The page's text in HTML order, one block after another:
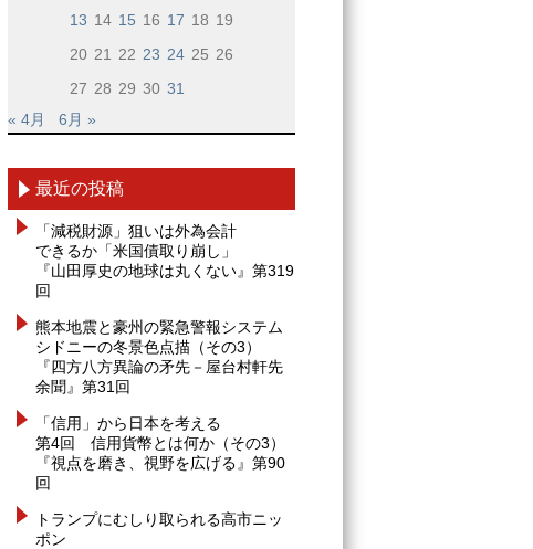
13 14 15 16 17 18 19
20 21 22 23 24 25 26
27 28 29 30 31
« 4月
6月 »
最近の投稿
「減税財源」狙いは外為会計
できるか「米国債取り崩し」
『山田厚史の地球は丸くない』第319
回
熊本地震と豪州の緊急警報システム
シドニーの冬景色点描（その3）
『四方八方異論の矛先－屋台村軒先
余聞』第31回
「信用」から日本を考える
第4回 信用貨幣とは何か（その3）
『視点を磨き、視野を広げる』第90
回
トランプにむしり取られる高市ニッ
ポン